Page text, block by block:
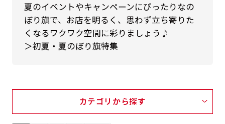
夏のイベントやキャンペーンにぴったりなの
ぼり旗で、お店を明るく、思わず立ち寄りた
くなるワクワク空間に彩りましょう♪
＞初夏・夏のぼり旗特集
カテゴリから探す